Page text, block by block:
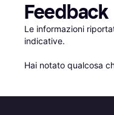
Feedback
Le informazioni
indicative.
Hai notato qualcosa